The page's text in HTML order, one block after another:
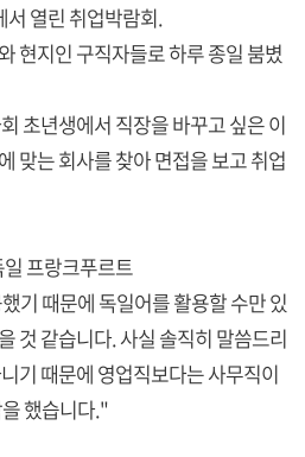
열린 취업박람회.
현지인 구직자들로 하루 종일 붐볐
초년생에서 직장을 바꾸고 싶은 이
맞는 회사를 찾아 면접을 보고 취업
프랑크푸르트
기 때문에 독일어를 활용할 수만 있
것 같습니다. 사실 솔직히 말씀드리
기 때문에 영업직보다는 사무직이
했습니다."